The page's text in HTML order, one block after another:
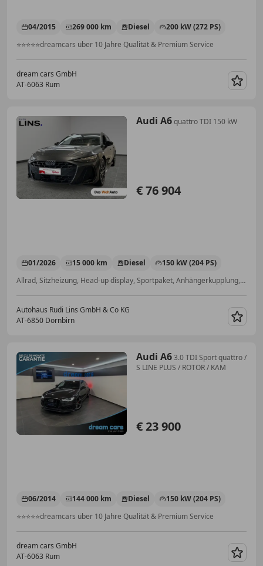
04/2015 269 000 km Diesel
200 kW (272 PS)
⭐⭐⭐⭐⭐dreamcars über 10 Jahre Qualität & Premium Service
dream cars GmbH
AT-6063 Rum
Audi A6quattro TDI 150 kW
€ 76 904
01/2026 15 000 km Diesel
150 kW (204 PS)
Allrad, Sitzheizung, Head-up display, Sportpaket, Anhängerkupplung, Bluetooth, Elektrische Heckklappe, Beheizbares Lenkrad
Autohaus Rudi Lins GmbH & Co KG
AT-6850 Dornbirn
Audi A63.0 TDI Sport quattro /
S LINE PLUS / ROTOR / KAM
€ 23 900
06/2014 144 000 km Diesel
150 kW (204 PS)
⭐⭐⭐⭐⭐dreamcars über 10 Jahre Qualität & Premium Service
dream cars GmbH
AT-6063 Rum